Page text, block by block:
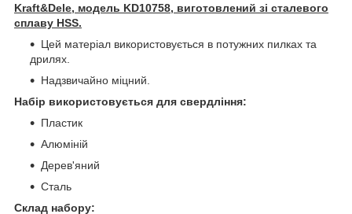
Kraft&Dele, модель KD10758, виготовлений зі сталевого
сплаву HSS.
Цей матеріал використовується в потужних пилках та
дрилях.
Надзвичайно міцний.
Набір використовується для свердління:
Пластик
Алюміній
Дерев'яний
Сталь
Склад набору: